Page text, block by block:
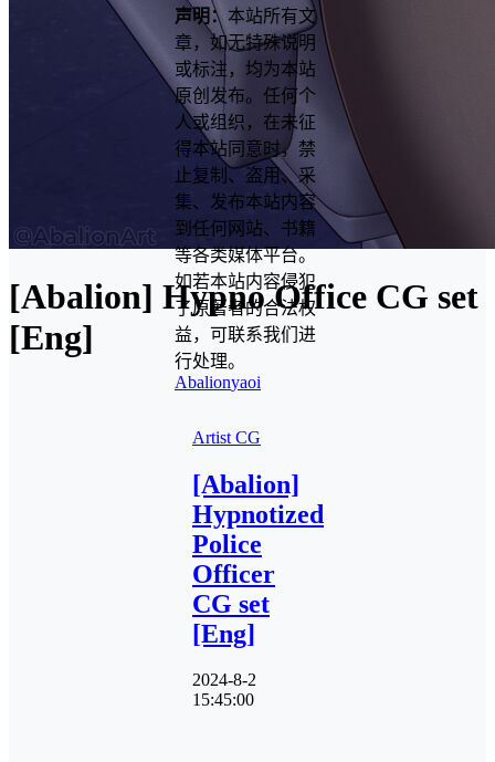
[Abalion] Hypno Office CG set
[Eng]
声明： 本站所有文
章，如无特殊说明
或标注，均为本站
原创发布。任何个
人或组织，在未征
得本站同意时，禁
止复制、盗用、采
集、发布本站内容
到任何网站、书籍
等各类媒体平台。
如若本站内容侵犯
了原著者的合法权
益，可联系我们进
行处理。
Abalionyaoi
Artist CG
[Abalion]
Hypnotized
Police
Officer
CG set
[Eng]
2024-8-2
15:45:00